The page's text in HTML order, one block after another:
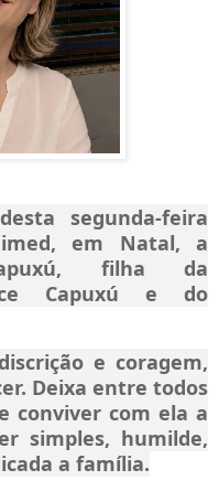
segunda-feira
em Natal, a
filha da
Capuxú e do
e coragem,
Deixa entre todos
conviver com ela a
simples, humilde,
a família.